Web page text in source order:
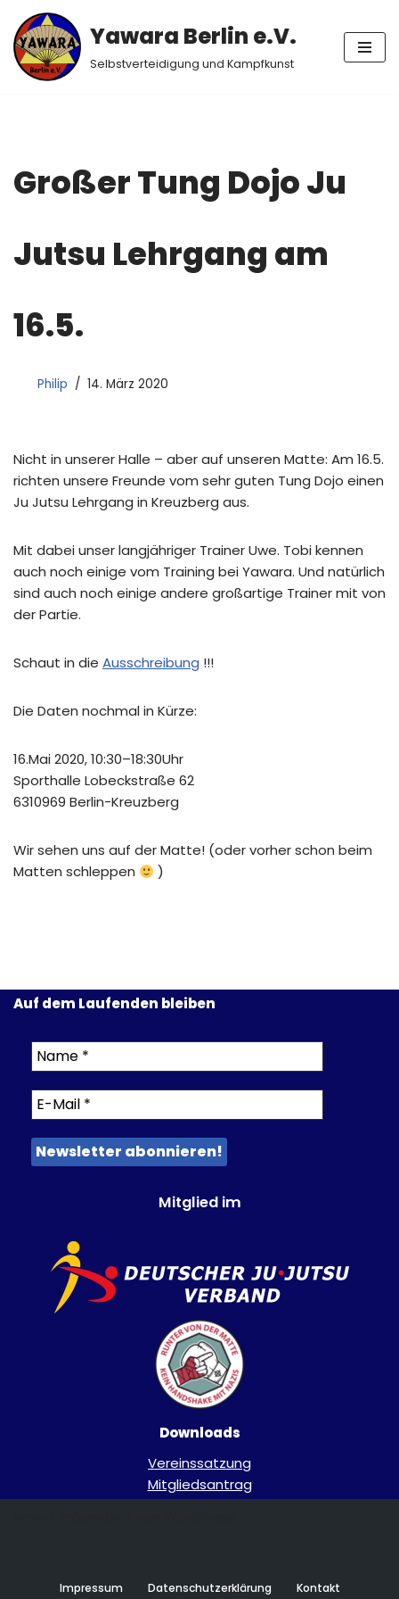
Zum
Inhalt
Yawara Berlin e.V.
Selbstverteidigung und Kampfkunst
Großer Tung Dojo Ju
Jutsu Lehrgang am
16.5.
Philip 14. März 2020
Nicht in unserer Halle – aber auf unseren Matte: Am 16.5.
richten unsere Freunde vom sehr guten Tung Dojo einen
Ju Jutsu Lehrgang in Kreuzberg aus.
Mit dabei unser langjähriger Trainer Uwe. Tobi kennen
auch noch einige vom Training bei Yawara. Und natürlich
sind auch noch einige andere großartige Trainer mit von
der Partie.
Schaut in die Ausschreibung !!!
Die Daten nochmal in Kürze:
16.Mai 2020, 10:30–18:30Uhr
Sporthalle Lobeckstraße 62
6310969 Berlin-Kreuzberg
Wir sehen uns auf der Matte! (oder vorher schon beim
Matten schleppen
)
Auf dem Laufenden bleiben
Mitglied im
Downloads
Vereinssatzung
Mitgliedsantrag
Impressum Datenschutzerklärung Kontakt